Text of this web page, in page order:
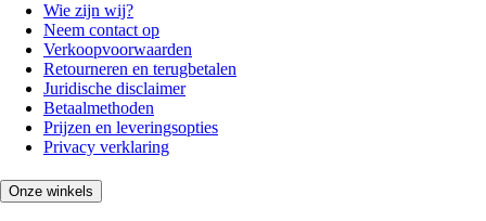
Wie zijn wij?
Neem contact op
Verkoopvoorwaarden
Retourneren en terugbetalen
Juridische disclaimer
Betaalmethoden
Prijzen en leveringsopties
Privacy verklaring
Onze winkels